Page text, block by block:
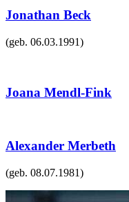
Jonathan Beck
(geb. 06.03.1991)
Joana Mendl-Fink
Alexander Merbeth
(geb. 08.07.1981)